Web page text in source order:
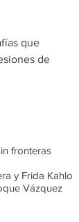
que
de
fronteras
y Frida Kahlo
Vázquez